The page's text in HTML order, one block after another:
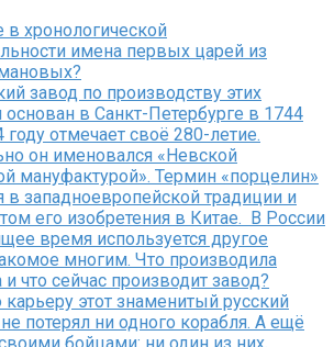
в хронологической
имена первых царей из
завод по производству этих
в Санкт-Петербурге в 1744
году отмечает своё 280-летие.
он именовался «Невской
мануфактурой». Термин «порцелин»
в западноевропейской традиции и
его изобретения в Китае. В России
время используется другое
многим. Что производила
что сейчас производит завод?
этот знаменитый русский
потерял ни одного корабля. А ещё